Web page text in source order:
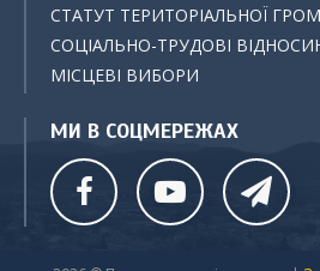
СТАТУТ ТЕРИТОРІАЛЬНОЇ
СОЦІАЛЬНО-ТРУДОВІ
МІСЦЕВІ ВИБОРИ
МИ В СОЦМЕРЕЖАХ